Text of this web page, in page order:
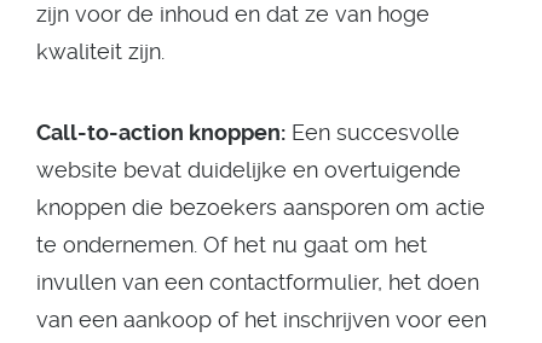
zijn voor de inhoud en dat ze van hoge
kwaliteit zijn.
Call-to-action knoppen: Een succesvolle
website bevat duidelijke en overtuigende
knoppen die bezoekers aansporen om actie
te ondernemen. Of het nu gaat om het
invullen van een contactformulier, het doen
van een aankoop of het inschrijven voor een